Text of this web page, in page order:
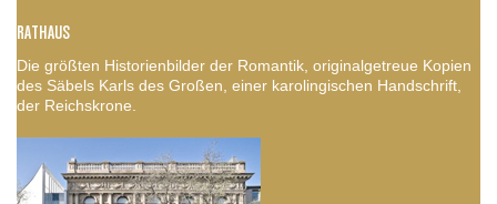
RATHAUS
Die größten Historienbilder der Romantik, originalgetreue Kopien
des Säbels Karls des Großen, einer karolingischen Handschrift,
der Reichskrone.